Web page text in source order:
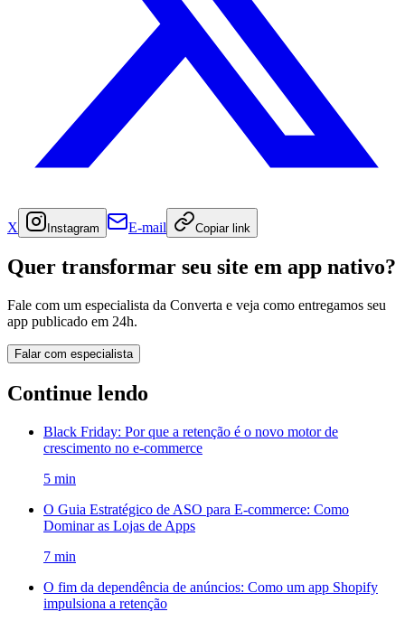
X Instagram E-mail Copiar link
Quer transformar seu site em app nativo?
Fale com um especialista da Converta e veja como entregamos seu
app publicado em 24h.
Falar com especialista
Continue lendo
Black Friday: Por que a retenção é o novo motor de
crescimento no e-commerce
5 min
O Guia Estratégico de ASO para E-commerce: Como
Dominar as Lojas de Apps
7 min
O fim da dependência de anúncios: Como um app Shopify
impulsiona a retenção